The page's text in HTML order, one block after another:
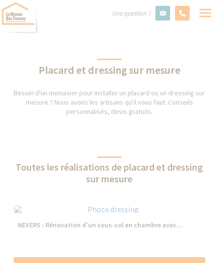
Une question ?
Placard et dressing sur mesure
Besoin d'un menuisier pour installer un placard ou un dressing sur
mesure ? Nous avons les artisans qu'il vous faut. Conseils
personnalisés, devis gratuits.
Toutes les réalisations de placard et dressing
sur mesure
NEVERS : Rénovation d'un sous-sol en chambre avec...